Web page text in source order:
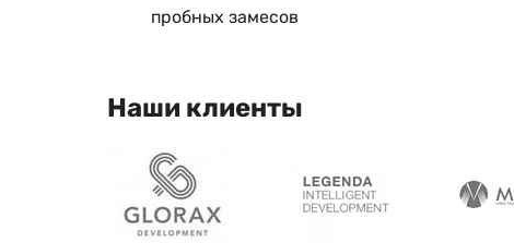
пробных замесов
Наши клиенты